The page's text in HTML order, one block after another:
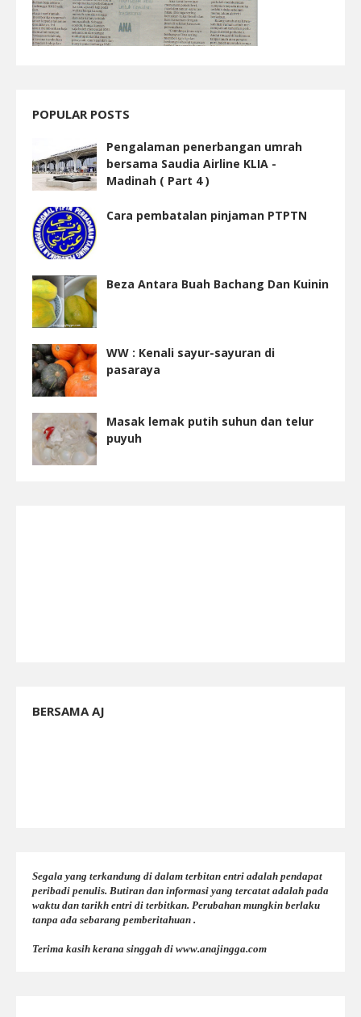
POPULAR POSTS
Pengalaman penerbangan umrah
bersama Saudia Airline KLIA -
Madinah ( Part 4 )
Cara pembatalan pinjaman PTPTN
Beza Antara Buah Bachang Dan Kuinin
WW : Kenali sayur-sayuran di
pasaraya
Masak lemak putih suhun dan telur
puyuh
BERSAMA AJ
Segala yang terkandung di dalam terbitan entri adalah pendapat
peribadi penulis. Butiran dan informasi yang tercatat adalah pada
waktu dan tarikh entri di terbitkan. Perubahan mungkin berlaku
tanpa ada sebarang pemberitahuan .
Terima kasih kerana singgah di www.anajingga.com